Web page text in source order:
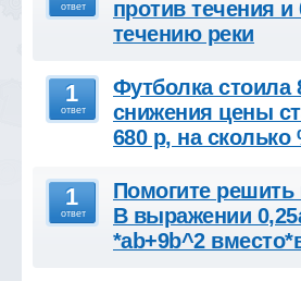
ответ
против течения и
течению реки
1
ответ
Футболка стоила
снижения цены
680 р, на
1
ответ
Помогите решить
В выражении
*ab+9b^2